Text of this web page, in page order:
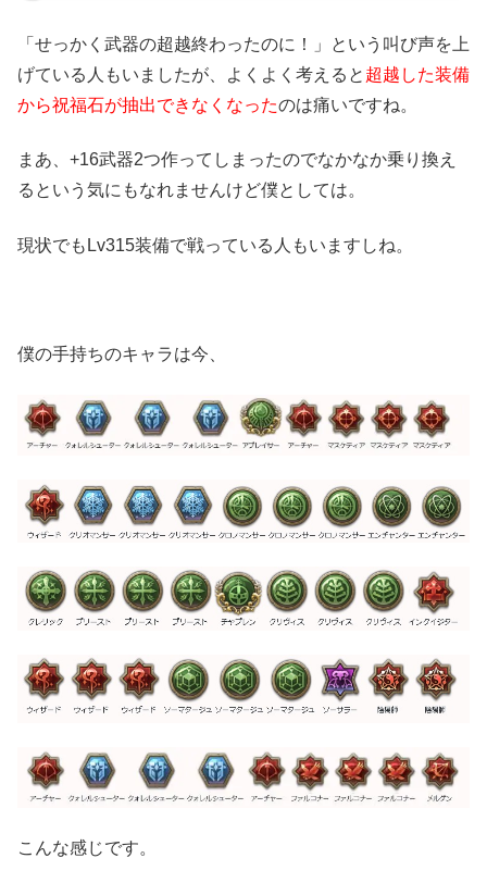
「せっかく武器の超越終わったのに！」という叫び声を上
げている人もいましたが、よくよく考えると 超越した装備
から祝福石が抽出できなくなったのは痛いですね。
まあ、+16武器2つ作ってしまったのでなかなか乗り換え
るという気にもなれませんけど僕としては。
現状でもLv315装備で戦っている人もいますしね。
僕の手持ちのキャラは今、
こんな感じです。